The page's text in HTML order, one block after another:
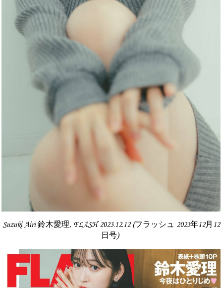
Suzuki Airi 鈴木愛理, FLASH 2023.12.12 (フラッシュ 2023年12月12
日号)